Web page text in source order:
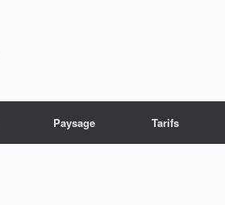
Paysage Tarifs